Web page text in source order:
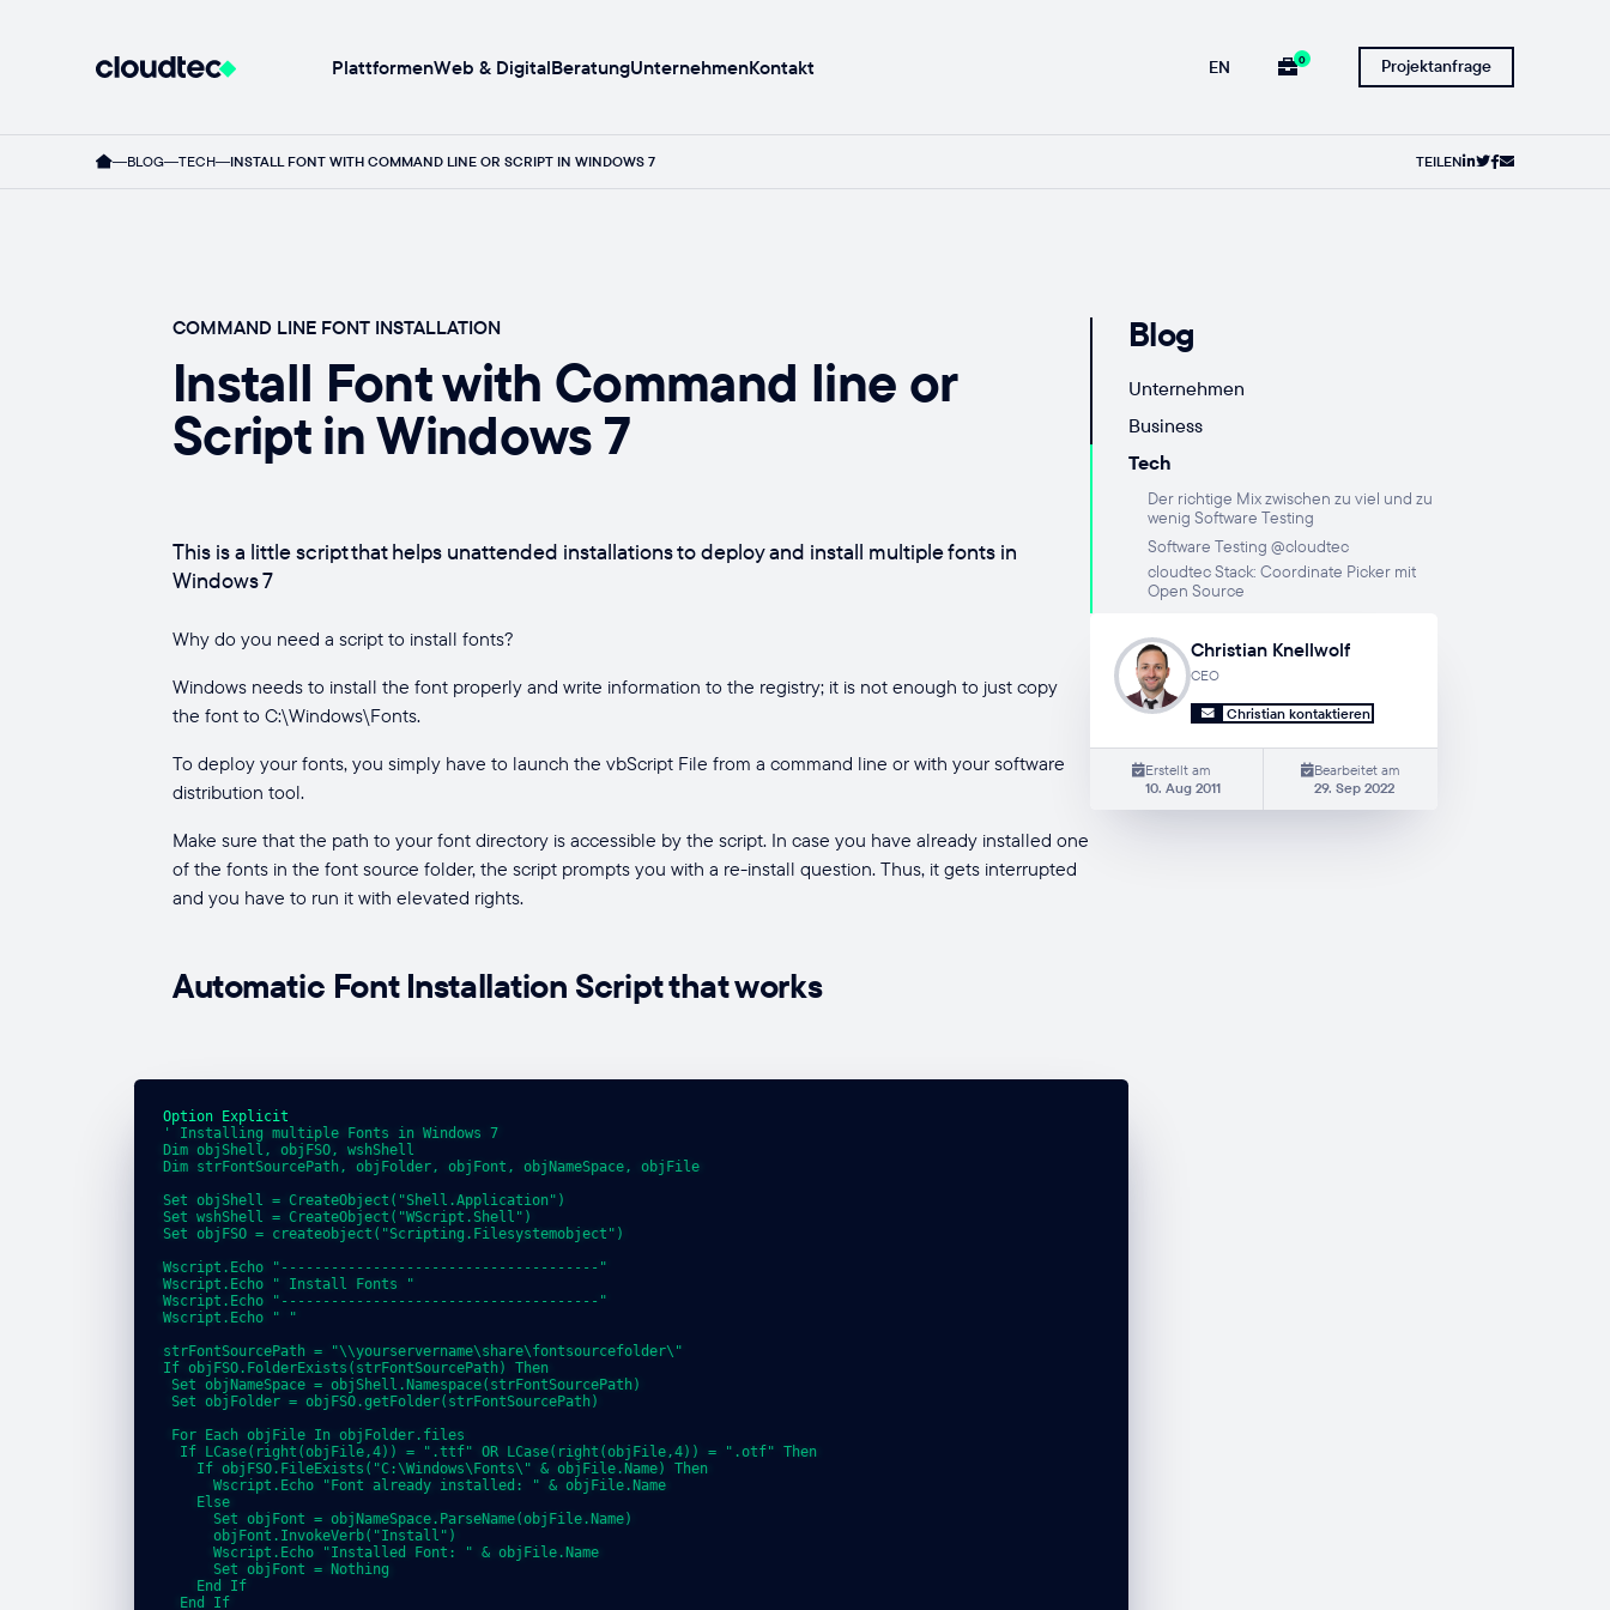
PlattformenWeb & DigitalBeratungUnternehmenKontakt 0
EN Projektanfrage
BLOG TECH INSTALL FONT WITH COMMAND LINE OR SCRIPT IN WINDOWS 7 TEILEN
COMMAND LINE FONT INSTALLATION
Install Font with Command line or
Script in Windows 7
This is a little script that helps unattended installations to deploy and install multiple fonts in
Windows 7
Why do you need a script to install fonts?
Windows needs to install the font properly and write information to the registry; it is not enough to just copy
the font to C:\Windows\Fonts.
To deploy your fonts, you simply have to launch the vbScript File from a command line or with your software
distribution tool.
Make sure that the path to your font directory is accessible by the script. In case you have already installed one
of the fonts in the font source folder, the script prompts you with a re-install question. Thus, it gets interrupted
and you have to run it with elevated rights.
Automatic Font Installation Script that works
Option Explicit
' Installing multiple Fonts in Windows 7
Dim objShell, objFSO, wshShell
Dim strFontSourcePath, objFolder, objFont, objNameSpace, objFile
Set objShell = CreateObject("Shell.Application")
Set wshShell = CreateObject("WScript.Shell")
Set objFSO = createobject("Scripting.Filesystemobject")
Wscript.Echo "--------------------------------------"
Wscript.Echo " Install Fonts "
Wscript.Echo "--------------------------------------"
Wscript.Echo " "
strFontSourcePath = "\\yourservername\share\fontsourcefolder\"
If objFSO.FolderExists(strFontSourcePath) Then
Set objNameSpace = objShell.Namespace(strFontSourcePath)
Set objFolder = objFSO.getFolder(strFontSourcePath)
For Each objFile In objFolder.files
  If LCase(right(objFile,4)) = ".ttf" OR LCase(right(objFile,4)) = ".otf" Then
    If objFSO.FileExists("C:\Windows\Fonts\" & objFile.Name) Then
      Wscript.Echo "Font already installed: " & objFile.Name
    Else
      Set objFont = objNameSpace.ParseName(objFile.Name)
      objFont.InvokeVerb("Install")
      Wscript.Echo "Installed Font: " & objFile.Name
      Set objFont = Nothing
    End If
  End If
Blog
Unternehmen
Business
Tech
Der richtige Mix zwischen zu viel und zu
wenig Software Testing
Software Testing @cloudtec
cloudtec Stack: Coordinate Picker mit
Open Source
Christian Knellwolf
CEO
Christian kontaktieren
Erstellt am
10. Aug 2011
Bearbeitet am
29. Sep 2022